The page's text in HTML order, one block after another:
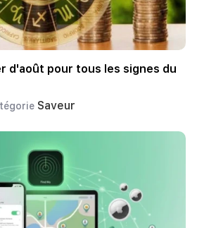
d'août pour tous les signes du
Saveur